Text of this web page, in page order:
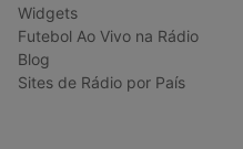
Widgets
Futebol Ao Vivo na Rádio
Blog
Sites de Rádio por País